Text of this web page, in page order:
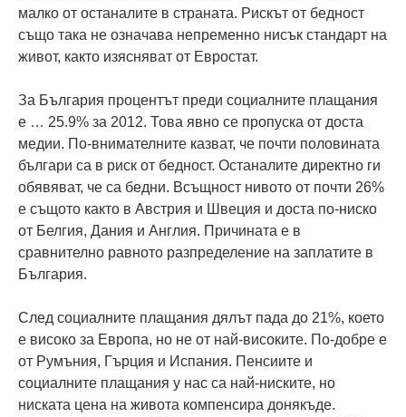
малко от останалите в страната. Рискът от бедност
също така не означава непременно нисък стандарт на
живот, както изясняват от Евростат.
За България процентът преди социалните плащания
е … 25.9% за 2012. Това явно се пропуска от доста
медии. По-внимателните казват, че почти половината
българи са в риск от бедност. Останалите директно ги
обявяват, че са бедни. Всъщност нивото от почти 26%
е същото както в Австрия и Швеция и доста по-ниско
от Белгия, Дания и Англия. Причината е в
сравнително равното разпределение на заплатите в
България.
След социалните плащания дялът пада до 21%, което
е високо за Европа, но не от най-високите. По-добре е
от Румъния, Гърция и Испания. Пенсиите и
социалните плащания у нас са най-ниските, но
ниската цена на живота компенсира донякъде.